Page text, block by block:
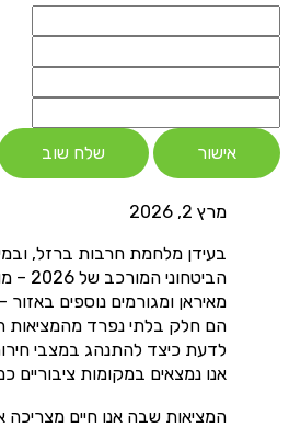
אישור שלח שוב
מרץ 2, 2026
בעידן מלחמת חרבות ברזל,
מאיראן ומגורמים נוספים באזור –
הם חלק בלתי נפרד מהמציאות
לדעת כיצד להתנהג במצבי
אנו נמצאים במקומות ציבוריים
המציאות שבה אנו חיים מצריכה